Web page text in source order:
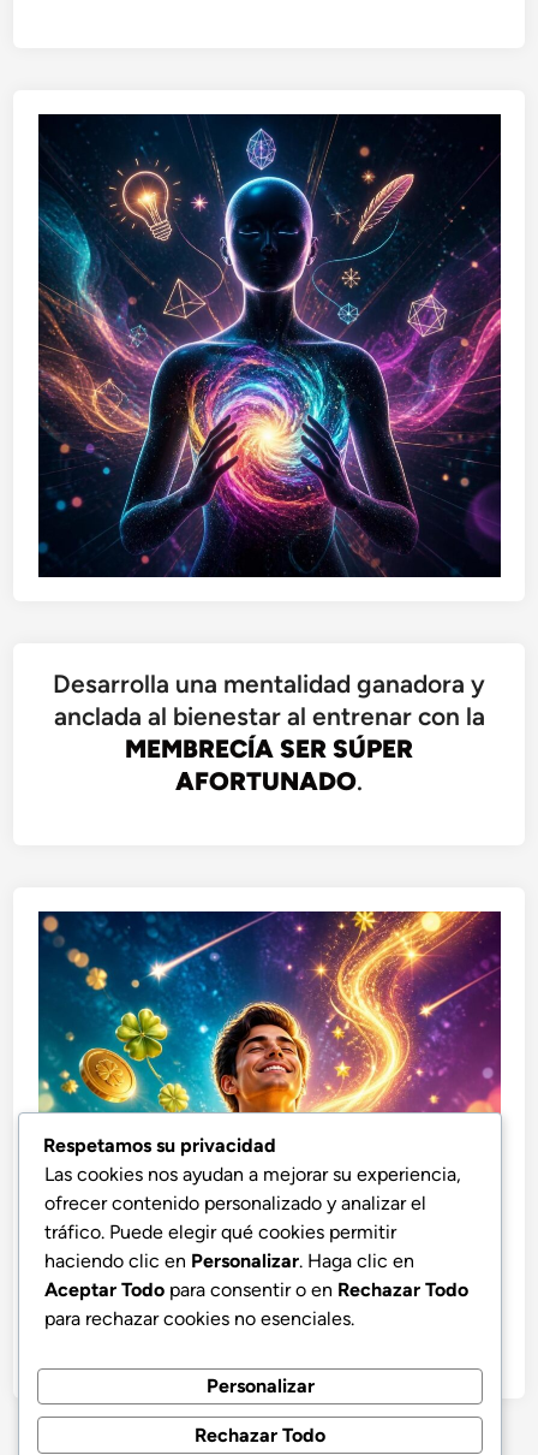
Desarrolla una mentalidad ganadora y
anclada al bienestar al entrenar con la
MEMBRECÍA SER SÚPER
AFORTUNADO.
Respetamos su privacidad
Las cookies nos ayudan a mejorar su experiencia,
ofrecer contenido personalizado y analizar el
tráfico. Puede elegir qué cookies permitir
haciendo clic en Personalizar. Haga clic en
Aceptar Todo para consentir o en Rechazar Todo
para rechazar cookies no esenciales.
Personalizar
Rechazar Todo